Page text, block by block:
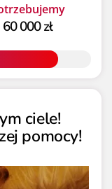
60 000 zł
ciele!
pomocy!